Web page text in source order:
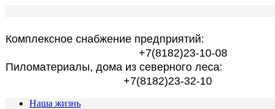
Комплексное снабжение предприятий:
+7(8182)23-10-08
Пиломатериалы, дома из северного леса:
+7(8182)23-32-10
Наша жизнь